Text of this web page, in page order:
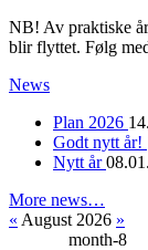
NB! Av praktiske
blir flyttet. Følg
News
Plan 2026
Godt nytt år!
Nytt år
More news…
« August 2026 »
month-8